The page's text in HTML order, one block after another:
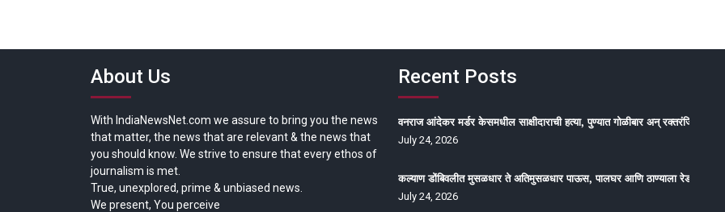
About Us
With IndiaNewsNet.com we assure to bring you the news
that matter, the news that are relevant & the news that
you should know. We strive to ensure that every ethos of
journalism is met.
True, unexplored, prime & unbiased news.
We present, You perceive
Recent Posts
वनराज आंदेकर मर्डर केसमधील साक्षीदाराची हत्या, पुण्यात गोळीबार अन् रक्तरंजित थरार
July 24, 2026
कल्याण डोंबिवलीत मुसळधार ते अतिमुसळधार पाऊस, पालघर आणि ठाण्याला रेड अलर्ट,
July 24, 2026